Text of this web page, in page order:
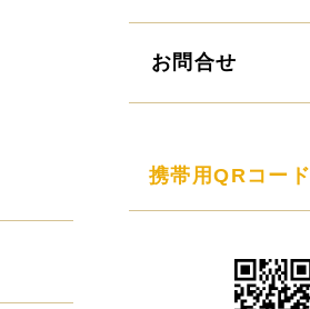
お問合せ
携帯用QRコード